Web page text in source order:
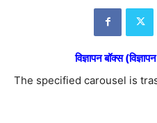
विज्ञापन बॉक्स
The specified carousel is